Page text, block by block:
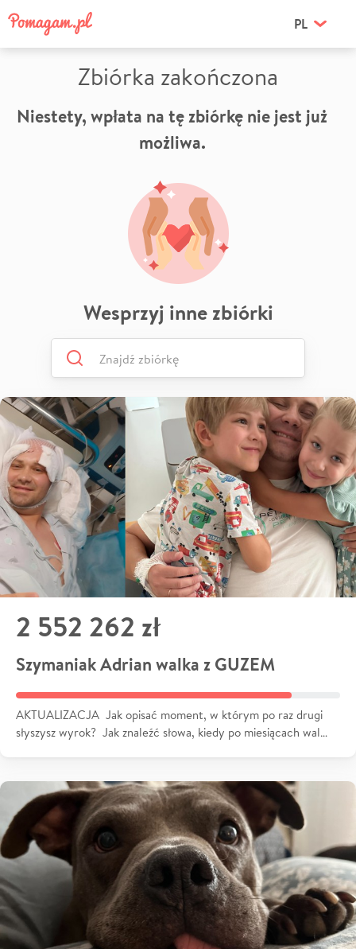
PL
Zbiórka zakończona
Niestety, wpłata na tę zbiórkę nie jest już
możliwa.
Wesprzyj inne zbiórki
2 552 262 zł
Szymaniak Adrian walka z GUZEM
AKTUALIZACJA Jak opisać moment, w którym po raz drugi
słyszysz wyrok? Jak znaleźć słowa, kiedy po miesiącach wal…